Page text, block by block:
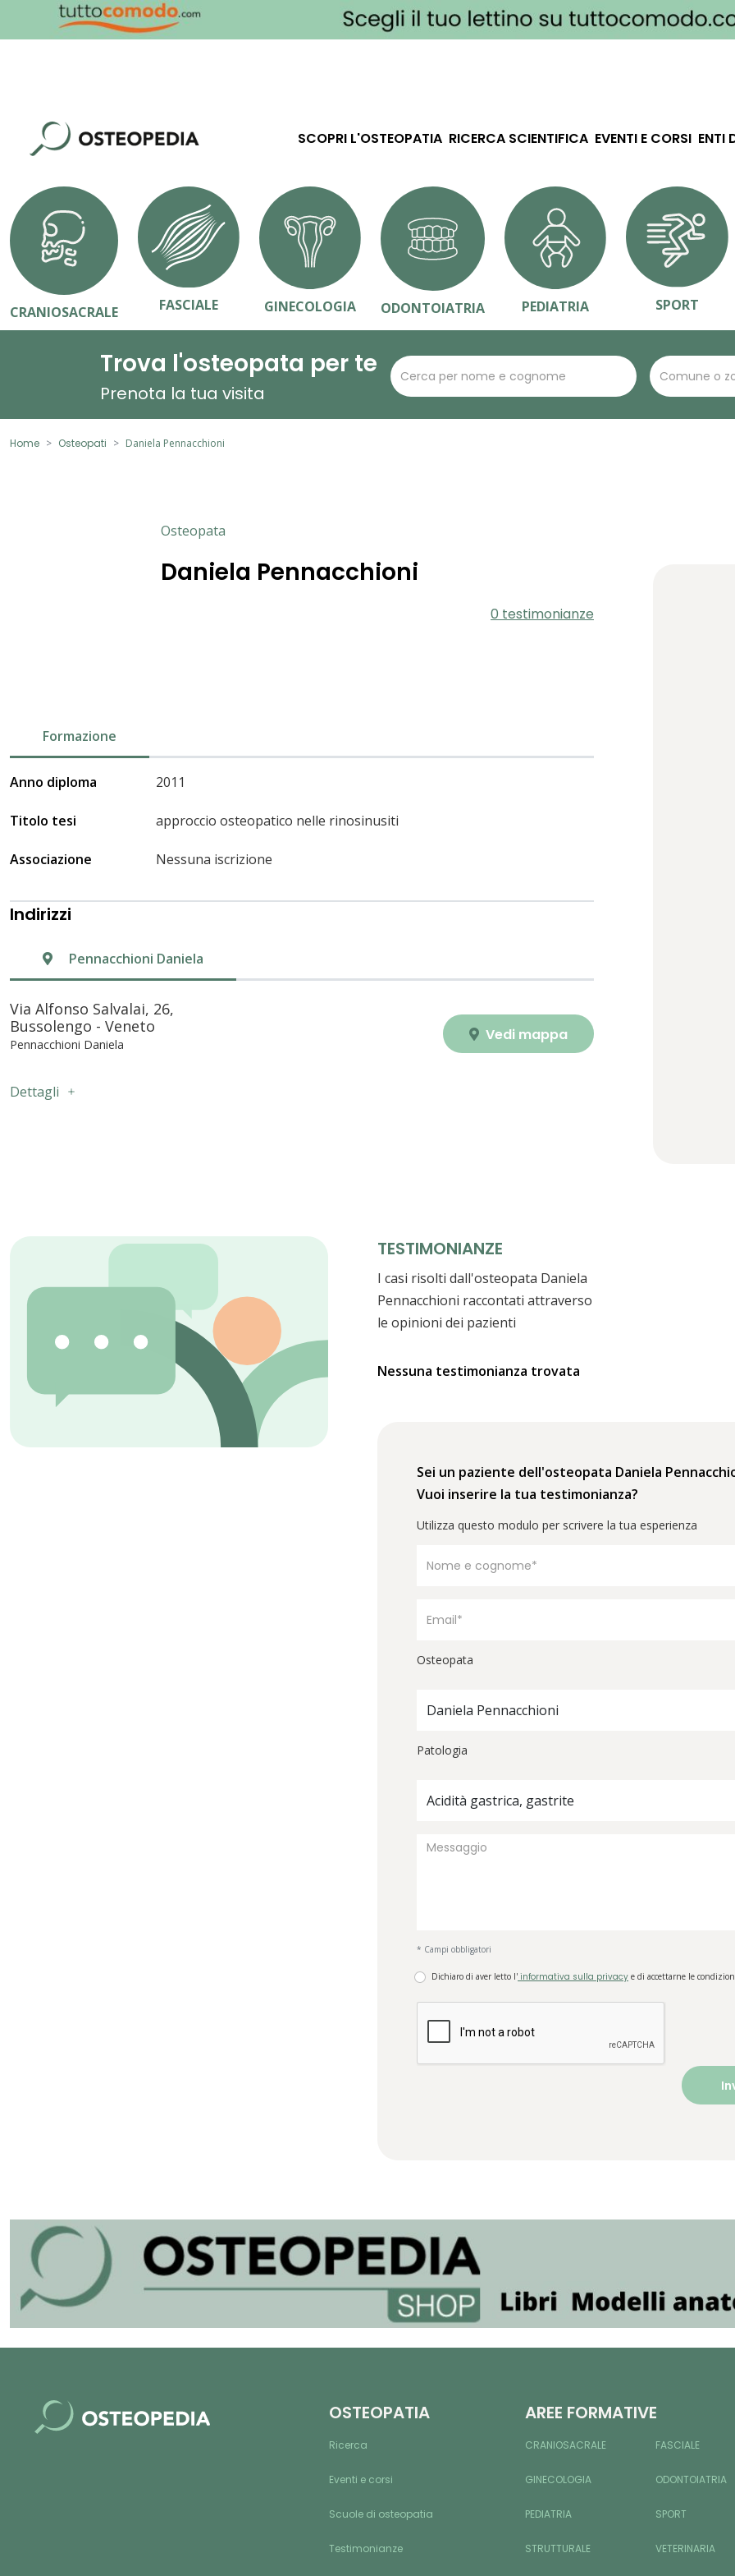
SCOPRI L'OSTEOPATIA RICERCA SCIENTIFICA EVENTI E CORSI ENTI
CRANIOSACRALE FASCIALE GINECOLOGIA ODONTOIATRIA PEDIATRIA SPORT
Trova l'osteopata per te
Prenota la tua visita
Home Osteopati Daniela Pennacchioni
Osteopata
Daniela Pennacchioni
0 testimonianze
Formazione
Anno diploma 2011
Titolo tesi approccio osteopatico nelle rinosinusiti
Associazione Nessuna iscrizione
Indirizzi
Pennacchioni Daniela
Via Alfonso Salvalai, 26,
Bussolengo - Veneto
Pennacchioni Daniela Vedi mappa
Dettagli
TESTIMONIANZE
I casi risolti dall'osteopata Daniela
Pennacchioni raccontati attraverso
le opinioni dei pazienti
Nessuna testimonianza trovata
Sei un paziente dell'osteopata Daniela
Vuoi inserire la tua testimonianza?
Utilizza questo modulo per scrivere la tua esperienza
Osteopata
Daniela Pennacchioni
Patologia
Acidità gastrica, gastrite
* Campi obbligatori
Dichiaro di aver letto l' informativa sulla privacy e di accettarne le
OSTEOPATIA
Ricerca
Eventi e corsi
Scuole di osteopatia
Testimonianze
AREE FORMATIVE
CRANIOSACRALE FASCIALE
GINECOLOGIA ODONTOIATRIA
PEDIATRIA SPORT
STRUTTURALE VETERINARIA